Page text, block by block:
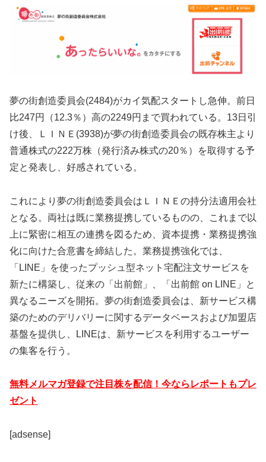
夢の街創造委員会(2484)がカイ気配スタートし急伸。前日
比247円（12.3％）高の2249円まで買われている。13日引
け後、ＬＩＮＥ(3938)が夢の街創造委員会の既存株主より
普通株式の222万株（発行済み株式の20％）を取得する予
定と発表し、好感されている。
これにより夢の街創造委員会はＬＩＮＥの持分法適用会社
となる。両社は既に業務提携しているものの、これまで以
上に緊密に相互の連携を図るため、資本提携・業務提携強
化に向けた合意書を締結した。業務提携強化では、
「LINE」を使ったプッシュ型ネット宅配注文サービスを
新たに構築し、従来の「出前館」、「出前館 on LINE」と
異なるニーズを開拓。夢の街創造委員会は、新サービス構
築のためのデリバリーに関するデータベースおよび加盟店
基盤を提供し、LINEは、新サービスを利用するユーザー
の集客を行う。
無料メルマガ登録で注目株を配信！今ならレポートもプレ
ゼント
[adsense]